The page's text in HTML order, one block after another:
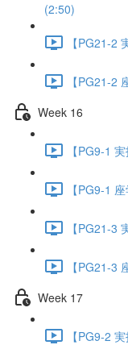
(2:50)
【PG21-2
【PG21-2
Week 16
【PG9-1
【PG9-1
【PG21-3
【PG21-3
Week 17
【PG9-2